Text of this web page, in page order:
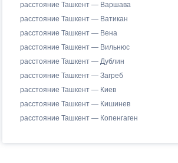
расстояние Ташкент — Варшава
расстояние Ташкент — Ватикан
расстояние Ташкент — Вена
расстояние Ташкент — Вильнюс
расстояние Ташкент — Дублин
расстояние Ташкент — Загреб
расстояние Ташкент — Киев
расстояние Ташкент — Кишинев
расстояние Ташкент — Копенгаген